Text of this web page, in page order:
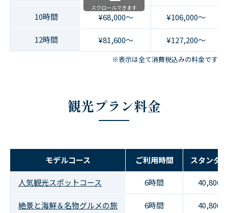
10時間 ¥68,000～ ¥106,000～
12時間 ¥81,600～ ¥127,200～
スクロールできます
※表示は全て消費税込みの料金です
観光プラン料金
モデルコース ご利用時間 スタンダ
人気観光スポットコース 6時間 40,800円
絶景と海鮮＆名物グルメの旅 6時間 40,800円